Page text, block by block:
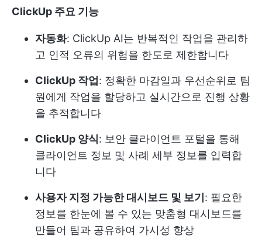
ClickUp 주요 기능
자동화: ClickUp AI는 반복적인 작업을 관리하
고 인적 오류의 위험을 한도로 제한합니다
ClickUp 작업 : 정확한 마감일과 우선순위로 팀
원에게 작업을 할당하고 실시간으로 진행 상황
을 추적합니다
ClickUp 양식: 보안 클라이언트 포털을 통해
클라이언트 정보 및 사례 세부 정보를 입력합
니다
사용자 지정 가능한 대시보드 및 보기 : 필요한
정보를 한눈에 볼 수 있는 맞춤형 대시보드를
만들어 팀과 공유하여 가시성 향상